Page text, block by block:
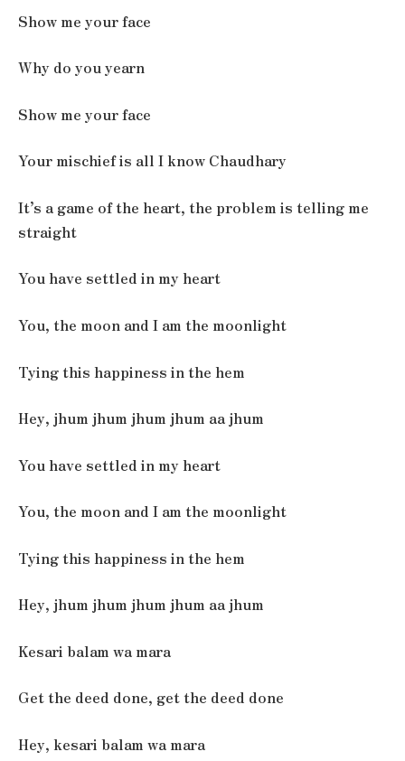
Show me your face
Why do you yearn
Show me your face
Your mischief is all I know Chaudhary
It’s a game of the heart, the problem is telling me
straight
You have settled in my heart
You, the moon and I am the moonlight
Tying this happiness in the hem
Hey, jhum jhum jhum jhum aa jhum
You have settled in my heart
You, the moon and I am the moonlight
Tying this happiness in the hem
Hey, jhum jhum jhum jhum aa jhum
Kesari balam wa mara
Get the deed done, get the deed done
Hey, kesari balam wa mara